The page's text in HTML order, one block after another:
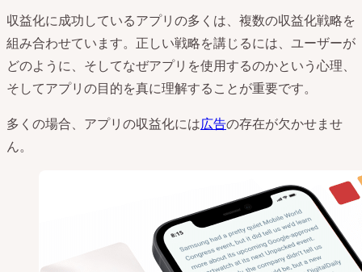
収益化に成功しているアプリの多くは、複数の収益化戦略を
組み合わせています。正しい戦略を講じるには、ユーザーが
どのように、そしてなぜアプリを使用するのかという心理、
そしてアプリの目的を真に理解することが重要です。
多くの場合、アプリの収益化には広告の存在が欠かせませ
ん。